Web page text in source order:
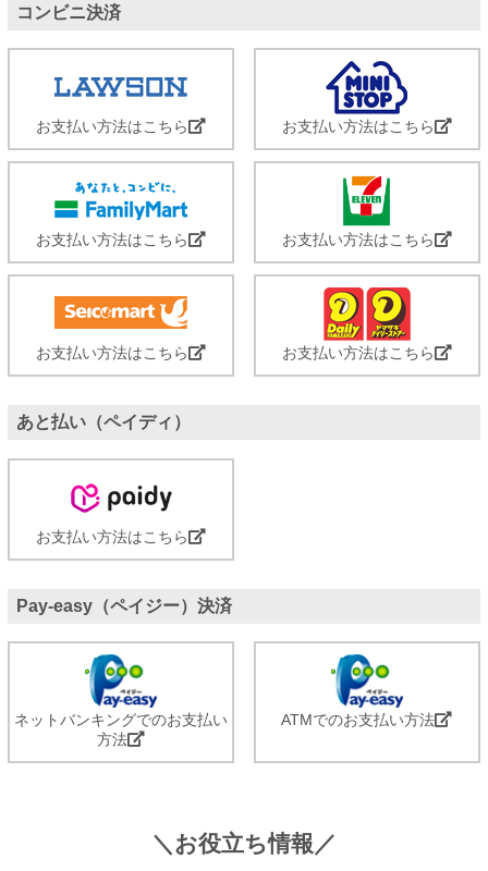
コンビニ決済
お支払い方法はこちら お支払い方法はこちら
お支払い方法はこちら お支払い方法はこちら
お支払い方法はこちら お支払い方法はこちら
あと払い（ペイディ）
お支払い方法はこちら
Pay-easy（ペイジー）決済
ネットバンキングでのお支払い
方法
ATMでのお支払い方法
＼お役立ち情報／